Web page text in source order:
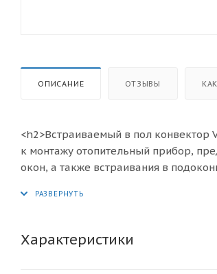
ОПИСАНИЕ ОТЗЫВЫ
<h2>Встраиваемый в пол конвектор
к монтажу отопительный прибор,
окон, а также встраивания в
<br>
70°C - 308 Вт.), хватит для
так и в двухтрубную систему
Характеристики